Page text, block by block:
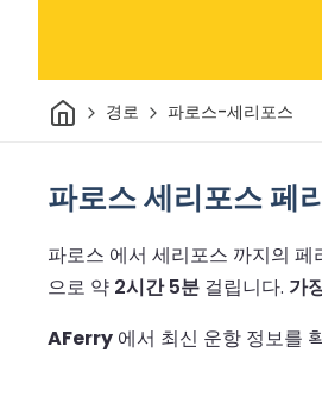
집 경로 파로스-세리포스
파로스 세리포스 페
파로스 에서 세리포스 까지의 페
으로 약 2시간 5분 걸립니다. 가
AFerry 에서 최신 운항 정보를